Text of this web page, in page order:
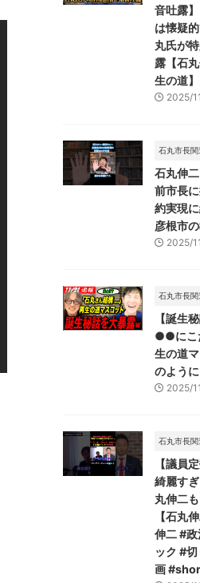
音吐露
は懐疑
丸氏が
露【石
生の道】
2025/
石丸市長
石丸伸
前市長
約実現
彦根市
2025/
石丸市長
【誕生
●●にこ
生の道
のよう
2025/
石丸市長
【議員
綺麗す
丸伸二
【石丸
伸二 #
ック #
画